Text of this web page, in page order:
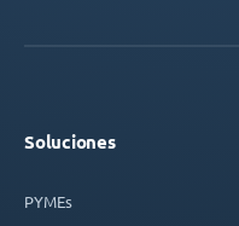
Soluciones
PYMEs